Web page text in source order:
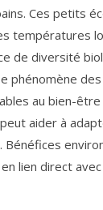
Ces petits
températures
de diversité
phénomène
au bien-
aider à
Bénéfices
lien direct